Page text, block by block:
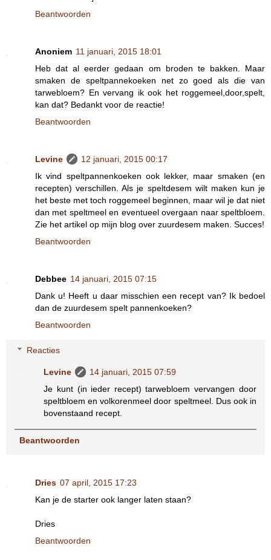
Beantwoorden
Anoniem 11 januari, 2015 18:01
Heb dat al eerder gedaan om broden te bakken. Maar
smaken de speltpannekoeken net zo goed als die van
tarwebloem? En vervang ik ook het roggemeel,door,spelt,
kan dat? Bedankt voor de reactie!
Beantwoorden
Levine
12 januari, 2015 00:17
Ik vind speltpannenkoeken ook lekker, maar smaken (en
recepten) verschillen. Als je speltdesem wilt maken kun je
het beste met toch roggemeel beginnen, maar wil je dat niet
dan met speltmeel en eventueel overgaan naar speltbloem.
Zie het artikel op mijn blog over zuurdesem maken. Succes!
Beantwoorden
Debbee 14 januari, 2015 07:15
Dank u! Heeft u daar misschien een recept van? Ik bedoel
dan de zuurdesem spelt pannenkoeken?
Beantwoorden
Reacties
Levine
14 januari, 2015 07:59
Je kunt (in ieder recept) tarwebloem vervangen door
speltbloem en volkorenmeel door speltmeel. Dus ook in
bovenstaand recept.
Beantwoorden
Dries 07 april, 2015 17:23
Kan je de starter ook langer laten staan?
Dries
Beantwoorden